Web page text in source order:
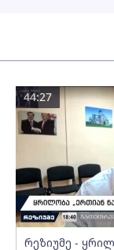
რეზიუმე -
44:27